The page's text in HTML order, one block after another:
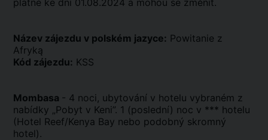
platné ke dni 01.08.2024 a mohou se změnit.
Název zájezdu v polském jazyce: Powitanie z
Afryką
Kód zájezdu: KSS
Mombasa - 4 noci, ubytování v hotelu vybraném z
nabídky „Pobyt v Keni”. 1 (poslední) noc v *** hotelu
(Hotel Reef/Kenya Bay nebo podobný skromný
hotel).